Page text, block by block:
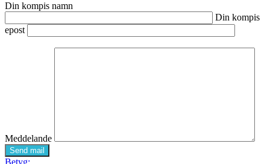
Din kompis namn
Din kompis
epost
Meddelande
Send mail